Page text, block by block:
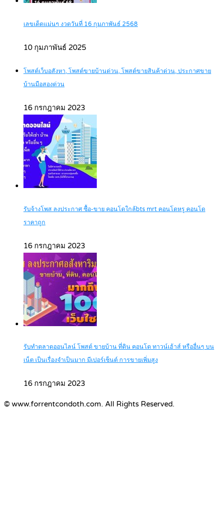
เลขเด็ดแม่นๆ งวดวันที่ 16 กุมภาพันธ์ 2568
10 กุมภาพันธ์ 2025
โพสต์เว็บอสังหา, โพสต์ขายบ้านด่วน, โพสต์ขายสินค้าด่วน, ประกาศขาย
บ้านมือสองด่วน
16 กรกฎาคม 2023
รับจ้างโพส ลงประกาศ ซื้อ-ขาย คอนโดใกล้bts mrt คอนโดหรู คอนโด
ราคาถูก
16 กรกฎาคม 2023
รับทำตลาดออนไลน์ โพสต์ ขายบ้าน ที่ดิน คอนโด ทาวน์เฮ้าส์ หรืออื่นๆ บน
เน็ต เป็นเรื่องจำเป็นมาก มีเปอร์เซ็นต์ การขายเพิ่มสูง
16 กรกฎาคม 2023
© www.forrentcondoth.com. All Rights Reserved.